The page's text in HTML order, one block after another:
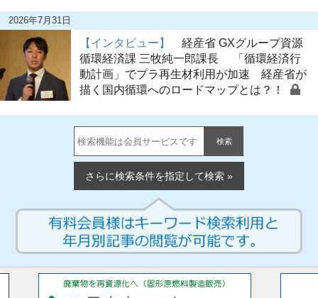
2026年7月31日
【インタビュー】
経産省 GXグループ資源
循環経済課 三牧純一郎課長 「循環経済行
動計画」でプラ再生材利用が加速 経産省が
描く国内循環へのロードマップとは？！
検索
さらに検索条件を指定して検索 »